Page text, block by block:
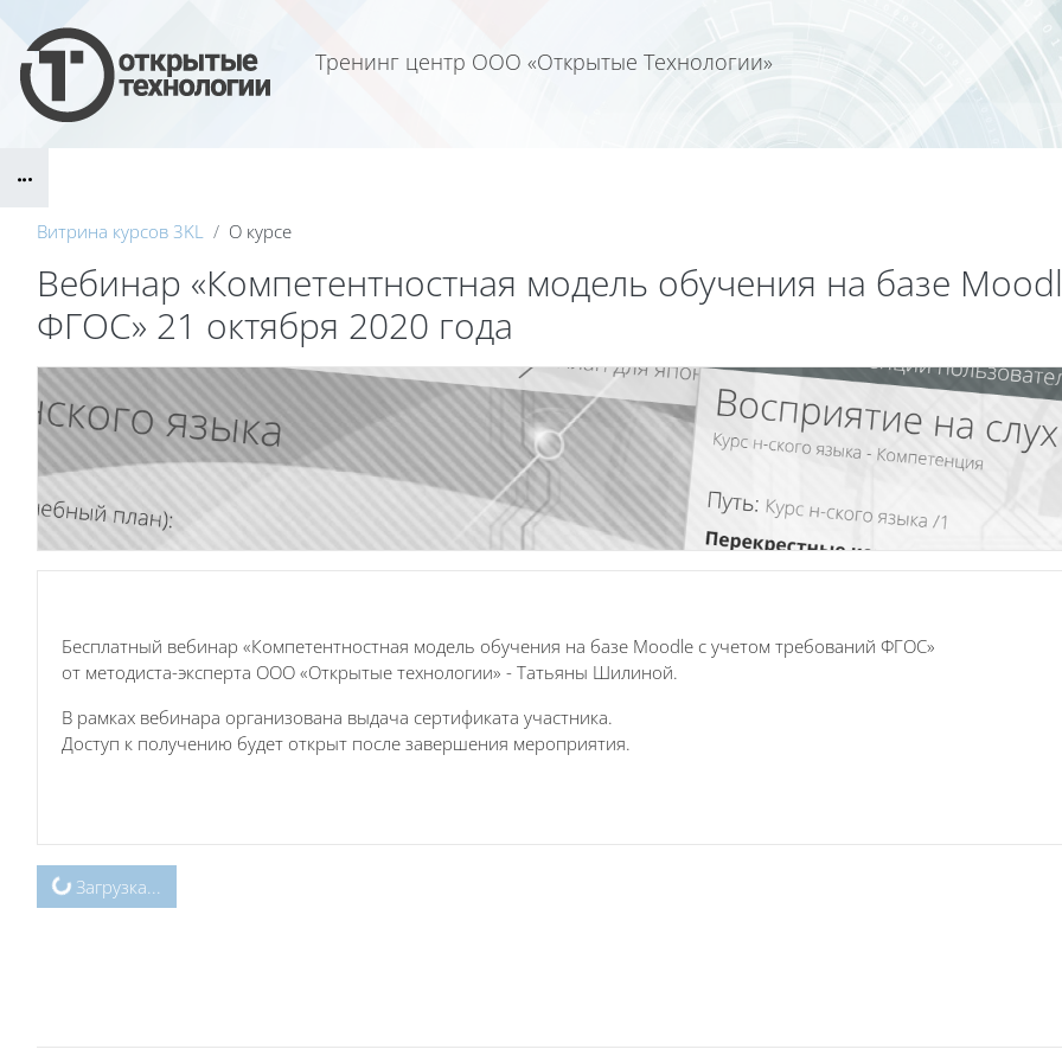
Тренинг центр ООО «Открытые Технологии»
Блоки
Витрина курсов 3KL О курсе
Вебинар «Компетентностная модель обучения на базе
ФГОС» 21 октября 2020 года
Блоки
Бесплатный вебинар «Компетентностная модель обучения на базе Moodle с учетом требований ФГОС»
от методиста-эксперта ООО «Открытые технологии» - Татьяны Шилиной.
В рамках вебинара организована выдача сертификата участника.
Доступ к получению будет открыт после завершения мероприятия.
Загрузка...